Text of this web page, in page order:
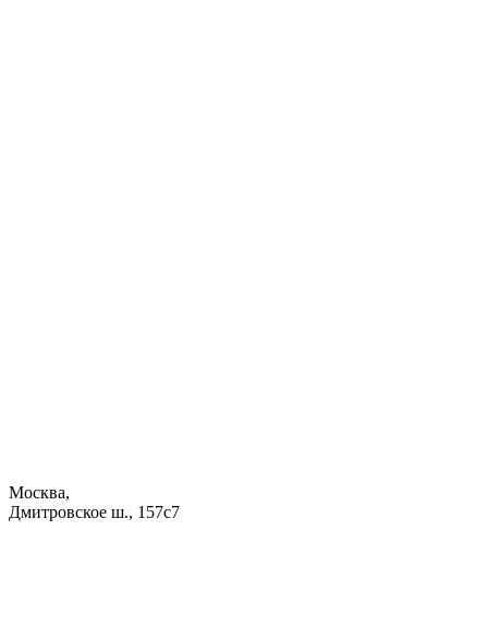
Москва,
Дмитровское ш., 157с7